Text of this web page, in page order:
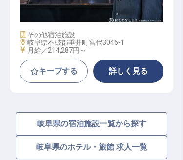
ネージャー
施設業態
その他宿泊施設
勤務地
岐阜県不破郡垂井町宮代3046-1
給与
月給／214,287円～
キープする 詳しく見る
岐阜県の宿泊施設一覧から探す
岐阜県のホテル・旅館 求人一覧